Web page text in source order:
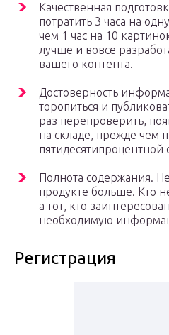
Качественная
потратить 3 часа на
чем 1 час на 10
лучше и вовсе
вашего контента.
Достоверность
торопиться и
раз перепроверить,
на складе, прежде чем
пятидесятипроцентной
Полнота содержания.
продукте больше. Кто
а тот, кто
необходимую
Регистрация